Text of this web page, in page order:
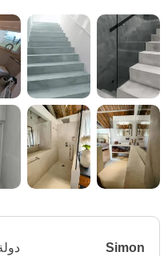
Simon